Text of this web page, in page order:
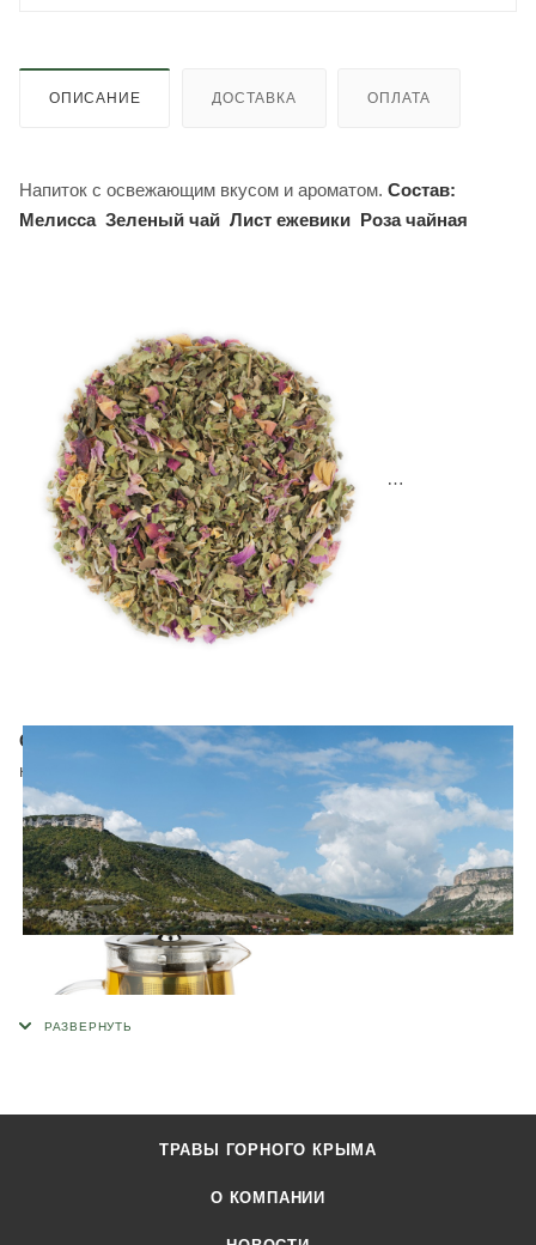
ОПИСАНИЕ ДОСТАВКА ОПЛАТА
Напиток с освежающим вкусом и ароматом. Состав:
Мелисса Зеленый чай Лист ежевики Роза чайная
Способ приготовления:1 столовую ложку залить 250мл
кипятка. Дать настоять 5-7 мин.
ТРАВЫ ГОРНОГО КРЫМА
О КОМПАНИИ